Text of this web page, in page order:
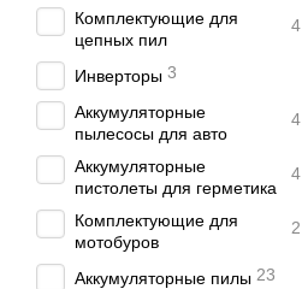
Комплектующие для
цепных пил
4
Инверторы 3
Аккумуляторные
пылесосы для авто
4
Аккумуляторные
пистолеты для герметика
4
Комплектующие для
мотобуров
2
Аккумуляторные пилы 23